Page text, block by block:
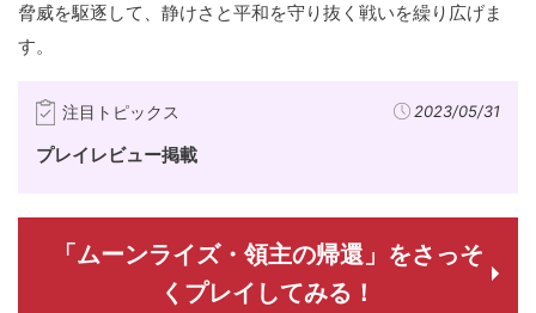
脅威を駆逐して、静けさと平和を守り抜く戦いを繰り広げま
す。
注目トピックス 2023/05/31
プレイレビュー掲載
「ムーンライズ・領主の帰還」をさっそ
くプレイしてみる！